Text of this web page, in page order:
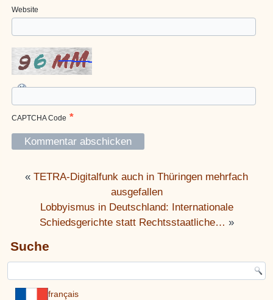
Website
CAPTCHA Code *
« TETRA-Digitalfunk auch in Thüringen mehrfach
ausgefallen
Lobbyismus in Deutschland: Internationale
Schiedsgerichte statt Rechtsstaatliche… »
Suche
français